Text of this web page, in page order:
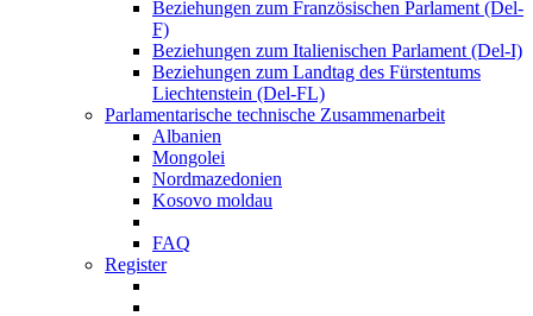
Beziehungen zum Französischen Parlament (Del-
F)
Beziehungen zum Italienischen Parlament (Del-I)
Beziehungen zum Landtag des Fürstentums
Liechtenstein (Del-FL)
Parlamentarische technische Zusammenarbeit
Albanien
Mongolei
Nordmazedonien
Kosovo moldau
FAQ
Register